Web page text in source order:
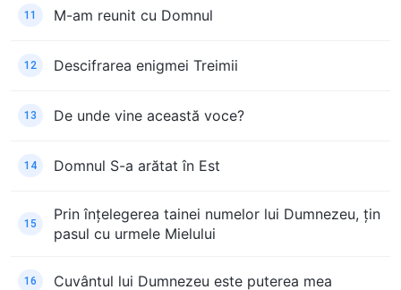
11 M-am reunit cu Domnul
12 Descifrarea enigmei Treimii
13 De unde vine această voce?
14 Domnul S-a arătat în Est
15
Prin înțelegerea tainei numelor lui Dumnezeu, țin
pasul cu urmele Mielului
16 Cuvântul lui Dumnezeu este puterea mea